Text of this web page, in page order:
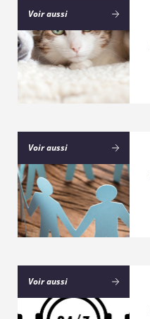
Voir aussi
Voir aussi
Voir aussi